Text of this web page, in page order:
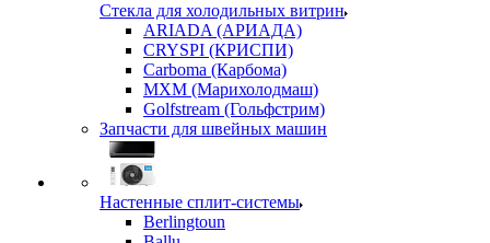
Стекла для холодильных витрин
ARIADA (АРИАДА)
CRYSPI (КРИСПИ)
Carboma (Карбома)
MXM (Марихолодмаш)
Golfstream (Гольфстрим)
Запчасти для швейных машин
Настенные сплит-системы
Berlingtoun